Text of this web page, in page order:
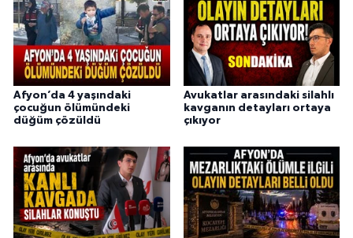
Afyon’da 4 yaşındaki
çocuğun ölümündeki
düğüm çözüldü
Avukatlar arasındaki silahlı
kavganın detayları ortaya
çıkıyor